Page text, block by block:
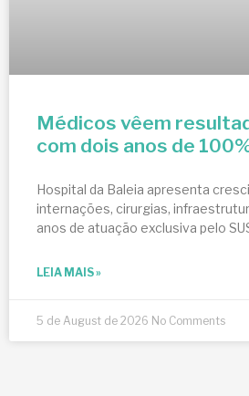
Médicos vêem
com dois anos de
Hospital da Baleia apresenta
internações, cirurgias,
anos de atuação exclusiva pelo
LEIA MAIS »
5 de August de 2026 No Comments